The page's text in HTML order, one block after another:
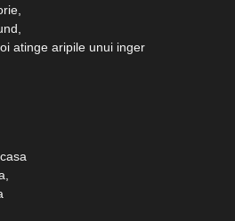
atinge aripile unui inger